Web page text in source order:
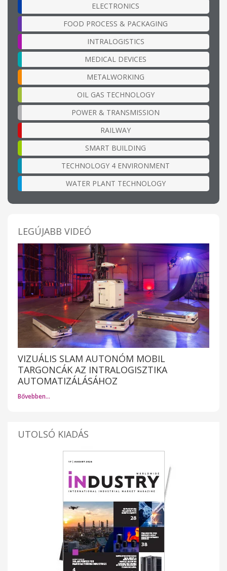
ELECTRONICS
FOOD PROCESS & PACKAGING
INTRALOGISTICS
MEDICAL DEVICES
METALWORKING
OIL GAS TECHNOLOGY
POWER & TRANSMISSION
RAILWAY
SMART BUILDING
TECHNOLOGY 4 ENVIRONMENT
WATER PLANT TECHNOLOGY
LEGÚJABB VIDEÓ
VIZUÁLIS SLAM AUTONÓM MOBIL
TARGONCÁK AZ INTRALOGISZTIKA
AUTOMATIZÁLÁSÁHOZ
Bővebben…
UTOLSÓ KIADÁS